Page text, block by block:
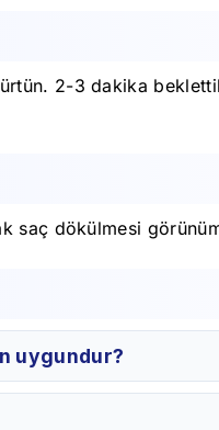
2-3 dakika
dökülmesi
uygundur?